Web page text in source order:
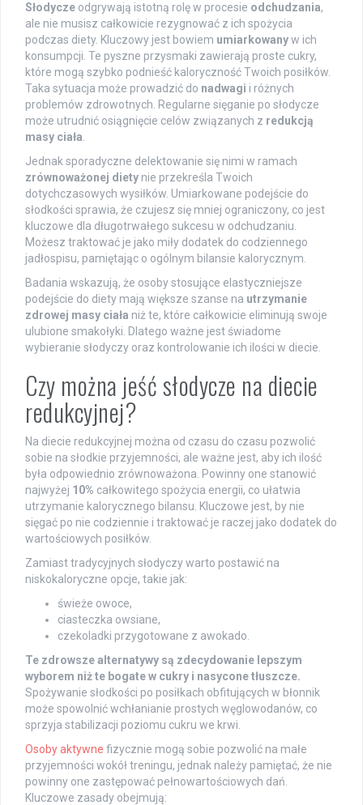
Słodycze odgrywają istotną rolę w procesie odchudzania,
ale nie musisz całkowicie rezygnować z ich spożycia
podczas diety. Kluczowy jest bowiem umiarkowanyw ich
konsumpcji. Te pyszne przysmaki zawierają proste cukry,
które mogą szybko podnieść kaloryczność Twoich posiłków.
Taka sytuacja może prowadzić do nadwagi i różnych
problemów zdrowotnych. Regularne sięganie po słodycze
może utrudnić osiągnięcie celów związanych z redukcją
masy ciała.
Jednak sporadyczne delektowanie się nimi w ramach
zrównoważonej diety nie przekreśla Twoich
dotychczasowych wysiłków. Umiarkowane podejście do
słodkości sprawia, że czujesz się mniej ograniczony, co jest
kluczowe dla długotrwałego sukcesu w odchudzaniu.
Możesz traktować je jako miły dodatek do codziennego
jadłospisu, pamiętając o ogólnym bilansie kalorycznym.
Badania wskazują, że osoby stosujące elastyczniejsze
podejście do diety mają większe szanse na utrzymanie
zdrowej masy ciała niż te, które całkowicie eliminują swoje
ulubione smakołyki. Dlatego ważne jest świadome
wybieranie słodyczy oraz kontrolowanie ich ilości w diecie.
Czy można jeść słodycze na diecie
redukcyjnej?
Na diecie redukcyjnej można od czasu do czasu pozwolić
sobie na słodkie przyjemności, ale ważne jest, aby ich ilość
była odpowiednio zrównoważona. Powinny one stanowić
najwyżej 10% całkowitego spożycia energii, co ułatwia
utrzymanie kalorycznego bilansu. Kluczowe jest, by nie
sięgać po nie codziennie i traktować je raczej jako dodatek do
wartościowych posiłków.
Zamiast tradycyjnych słodyczy warto postawić na
niskokaloryczne opcje, takie jak:
świeże owoce,
ciasteczka owsiane,
czekoladki przygotowane z awokado.
Te zdrowsze alternatywy są zdecydowanie lepszym
wyborem niż te bogate w cukry i nasycone tłuszcze.
Spożywanie słodkości po posiłkach obfitujących w błonnik
może spowolnić wchłanianie prostych węglowodanów, co
sprzyja stabilizacji poziomu cukru we krwi.
Osoby aktywne fizycznie mogą sobie pozwolić na małe
przyjemności wokół treningu, jednak należy pamiętać, że nie
powinny one zastępować pełnowartościowych dań.
Kluczowe zasady obejmują: